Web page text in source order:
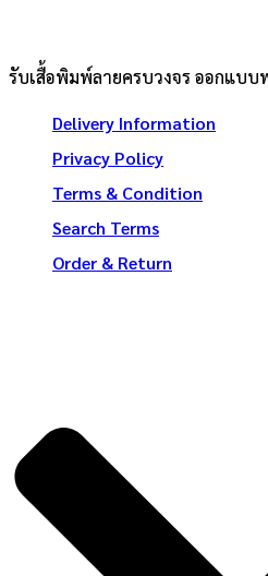
รับเสื้อพิมพ์ลายครบวงจร ออกแบบ
Delivery Information
Privacy Policy
Terms & Condition
Search Terms
Order & Return